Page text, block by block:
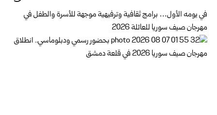
في يومه الأول… برامج ثقافية وترفيهية موجهة للأسرة والطفل في
مهرجان صيف سوريا للعائلة 2026